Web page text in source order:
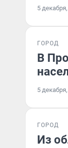
5
ГОРОД
В
5
ГОРОД
Из